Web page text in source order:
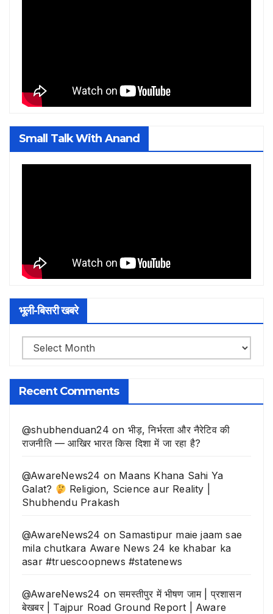
Small Talk With Anand
भूली-बिसरी खबरे
भूली-
बिसरी
खबरे
Recent Comments
@shubhenduan24 on भीड़, निर्भरता और नैरेटिव की
राजनीति — आखिर भारत किस दिशा में जा रहा है?
@AwareNews24 on Maans Khana Sahi Ya
Galat?
Religion, Science aur Reality |
Shubhendu Prakash
@AwareNews24 on Samastipur maie jaam sae
mila chutkara Aware News 24 ke khabar ka
asar #truescoopnews #statenews
@AwareNews24 onसमस्तीपुर में भीषण जाम | प्रशासन
बेखबर | Tajpur Road Ground Report | Aware